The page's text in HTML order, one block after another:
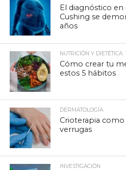
El diagnóstico
Cushing se
años
NUTRICIÓN Y DIETÉTICA
Cómo crear tu
estos 5 hábitos
DERMATOLOGÍA
Crioterapia
verrugas
INVESTIGACIÓN